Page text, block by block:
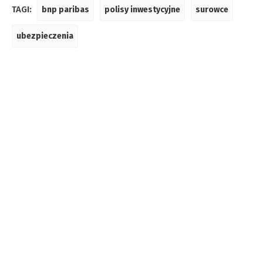
TAGI: bnp paribas polisy inwestycyjne surowce
ubezpieczenia